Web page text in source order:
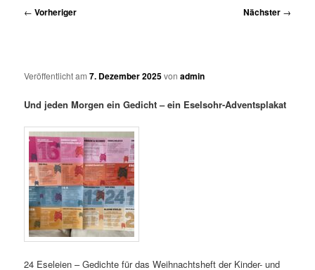
Beitragsnavigation
← Vorheriger Nächster →
Veröffentlicht am7. Dezember 2025vonadmin
Und jeden Morgen ein Gedicht – ein Eselsohr-Adventsplakat
24 Eseleien – Gedichte für das Weihnachtsheft der Kinder- und